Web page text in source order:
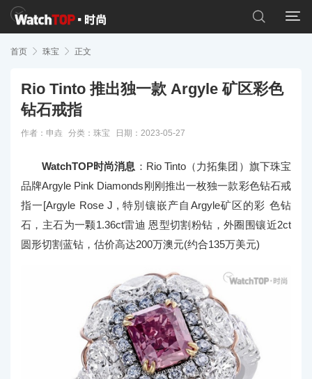


首页  珠宝  正文
Rio Tinto 推出独一款 Argyle 矿区彩色
钻石戒指
作者：申垚 分类： 珠宝 日期：2023-05-27
WatchTOP时尚消息 ：Rio Tinto（力拓集团）旗下珠宝
品牌Argyle Pink Diamonds刚刚推出一枚独一款彩色钻石戒
指一[Argyle Rose J , 特別镶嵌产自Argyle矿区的彩 色钻
石，主石为一颗1.36ct雷迪 恩型切割粉钻，外圈围镶近2ct
圆形切割蓝钻，估价高达200万澳元(约合135万美元)